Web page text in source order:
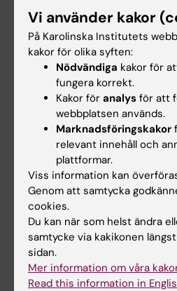
Ladok
Canvas
Schema
Studentmejlen
Kurs- och programwebbar
Student på KI
Medarbetare
Medarbetarportalen
Kontakta och besök KI
Universitetsbiblioteket
Stöd forskning och utbildning
Vi använder kakor
På Karolinska Institutets
kakor för olika syften:
Nödvändiga kakor för
fungera korrekt.
Kakor för analys för att
webbplatsen används.
Marknadsföringskakor
relevant innehåll och
plattformar.
Viss information kan
Genom att samtycka
cookies.
Du kan när som helst ändra
samtycke via kakikonen
sidan.
Mer information om våra
Read this information in